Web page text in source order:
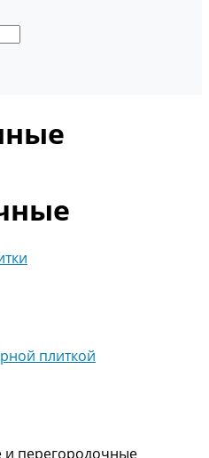
плиткой
и перегородочные